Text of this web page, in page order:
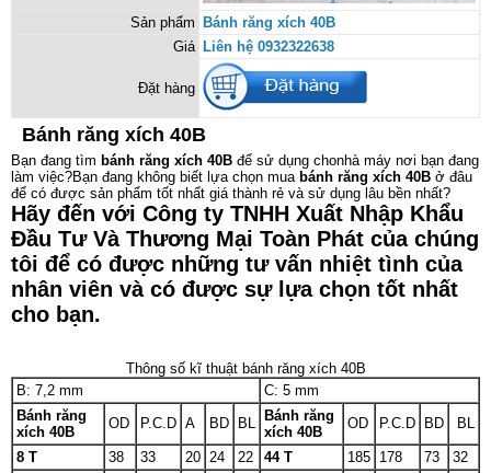
Sản phẩm
Bánh răng xích 40B
Giá Liên hệ 0932322638
Đặt hàng
Bánh răng xích 40B
Bạn đang tìm bánh răng xích 40B để sử dụng chonhà máy nơi bạn đang
làm việc?Bạn đang không biết lựa chọn mua bánh răng xích 40B ở đâu
để có được sản phẩm tốt nhất giá thành rẻ và sử dụng lâu bền nhất?
Hãy đến với Công ty TNHH Xuất Nhập Khẩu
Đầu Tư Và Thương Mại Toàn Phát của chúng
tôi để có được những tư vấn nhiệt tình của
nhân viên và có được sự lựa chọn tốt nhất
cho bạn.
Thông số kĩ thuật bánh răng xích 40B
B: 7,2 mm
C: 5 mm
Bánh răng
xích 40B
OD P.C.D A BD BL
Bánh răng
xích 40B
OD P.C.D BD BL
8 T 38 33 20 24 22 44 T 185 178 73
32